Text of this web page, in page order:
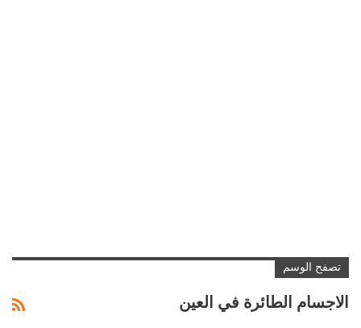
تصفح الوسم
الاجسام الطائرة في العين